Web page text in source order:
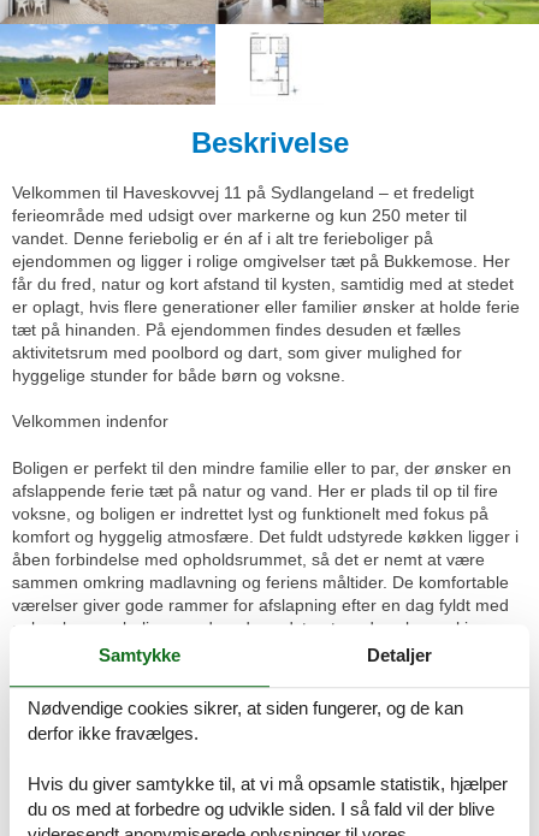
Beskrivelse
Velkommen til Haveskovvej 11 på Sydlangeland – et fredeligt
ferieområde med udsigt over markerne og kun 250 meter til
vandet. Denne feriebolig er én af i alt tre ferieboliger på
ejendommen og ligger i rolige omgivelser tæt på Bukkemose. Her
får du fred, natur og kort afstand til kysten, samtidig med at stedet
er oplagt, hvis flere generationer eller familier ønsker at holde ferie
tæt på hinanden. På ejendommen findes desuden et fælles
aktivitetsrum med poolbord og dart, som giver mulighed for
hyggelige stunder for både børn og voksne.
Velkommen indenfor
Boligen er perfekt til den mindre familie eller to par, der ønsker en
afslappende ferie tæt på natur og vand. Her er plads til op til fire
voksne, og boligen er indrettet lyst og funktionelt med fokus på
komfort og hyggelig atmosfære. Det fuldt udstyrede køkken ligger i
åben forbindelse med opholdsrummet, så det er nemt at være
sammen omkring madlavning og feriens måltider. De komfortable
værelser giver gode rammer for afslapning efter en dag fyldt med
oplevelser, og boligen er desuden udstyret med vaskemaskine,
hvilket gør den særligt praktisk til både korte og længere ophold. De
Nyd livet udenfor
Terrassen indbyder til afslapning med udsigt over de åbne marker
og den rolige natur omkring Haveskovvej. Her kan du nyde
Samtykke Detaljer
Nødvendige cookies sikrer, at siden fungerer, og de kan
derfor ikke fravælges.
Hvis du giver samtykke til, at vi må opsamle statistik, hjælper
du os med at forbedre og udvikle siden. I så fald vil der blive